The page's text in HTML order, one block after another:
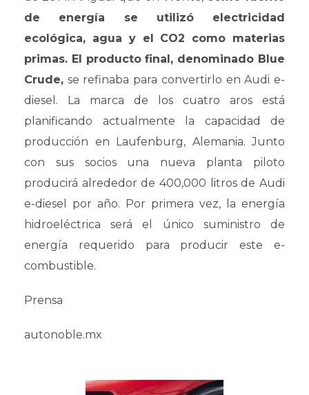
de energía se utilizó electricidad
ecológica, agua y el CO2 como materias
primas. El producto final, denominado Blue
Crude, se refinaba para convertirlo en Audi e-
diesel. La marca de los cuatro aros está
planificando actualmente la capacidad de
producción en Laufenburg, Alemania. Junto
con sus socios una nueva planta piloto
producirá alrededor de 400,000 litros de Audi
e-diesel por año. Por primera vez, la energía
hidroeléctrica será el único suministro de
energía requerido para producir este e-
combustible.
Prensa
autonoble.mx